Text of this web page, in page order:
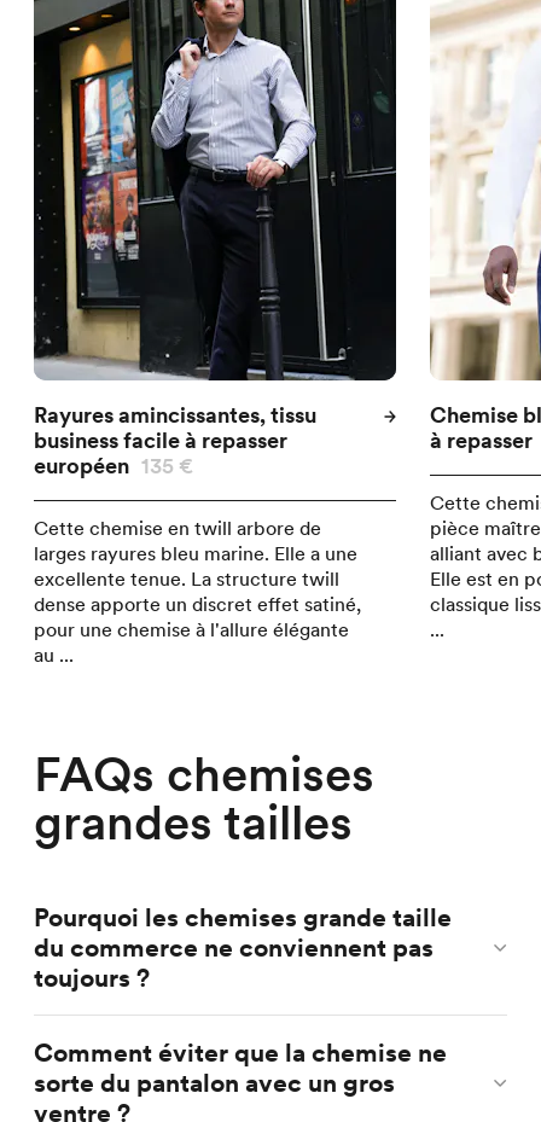
Rayures amincissantes, tissu
business facile à repasser
européen 135 €
Cette chemise en twill arbore de
larges rayures bleu marine. Elle a une
excellente tenue. La structure twill
dense apporte un discret effet satiné,
pour une chemise à l'allure élégante
au ...
Chemise
à repasser
Cette
pièce
alliant avec
Elle est en
classique
...
FAQs chemises
grandes tailles
Pourquoi les chemises grande taille
du commerce ne conviennent pas
toujours ?
Comment éviter que la chemise ne
sorte du pantalon avec un gros
ventre ?